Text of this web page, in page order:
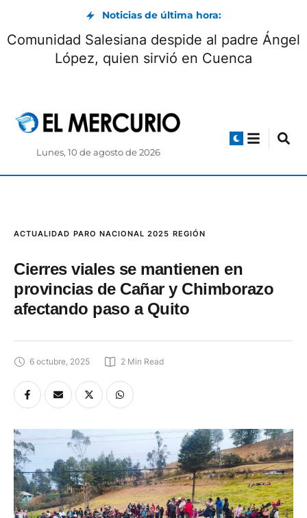
Noticias de última hora:
Comunidad Salesiana despide al padre Ángel
López, quien sirvió en Cuenca
Lunes, 10 de agosto de 2026
ACTUALIDAD PARO NACIONAL 2025 REGIÓN
Cierres viales se mantienen en
provincias de Cañar y Chimborazo
afectando paso a Quito
6 octubre, 2025 2 Min Read